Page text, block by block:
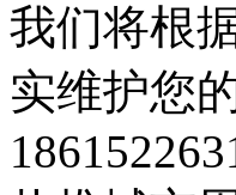
我们将根
实维护您